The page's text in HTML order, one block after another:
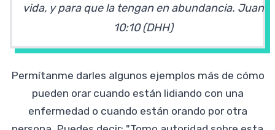
vida, y para que la tengan en abundancia. Juan
10:10 (DHH)
Permítanme darles algunos ejemplos más de cómo
pueden orar cuando están lidiando con una
enfermedad o cuando están orando por otra